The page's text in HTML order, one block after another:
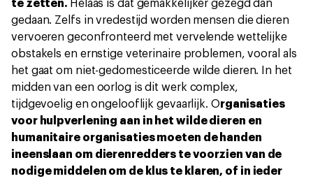
te zetten. Helaas is dat gemakkelijker gezegd dan
gedaan. Zelfs in vredestijd worden mensen die dieren
vervoeren geconfronteerd met vervelende wettelijke
obstakels en ernstige veterinaire problemen, vooral als
het gaat om niet-gedomesticeerde wilde dieren. In het
midden van een oorlog is dit werk complex,
tijdgevoelig en ongelooflijk gevaarlijk. Organisaties
voor hulpverlening aan in het wilde dieren en
humanitaire organisaties moeten de handen
ineenslaan om dierenredders te voorzien van de
nodige middelen om de klus te klaren, of in ieder